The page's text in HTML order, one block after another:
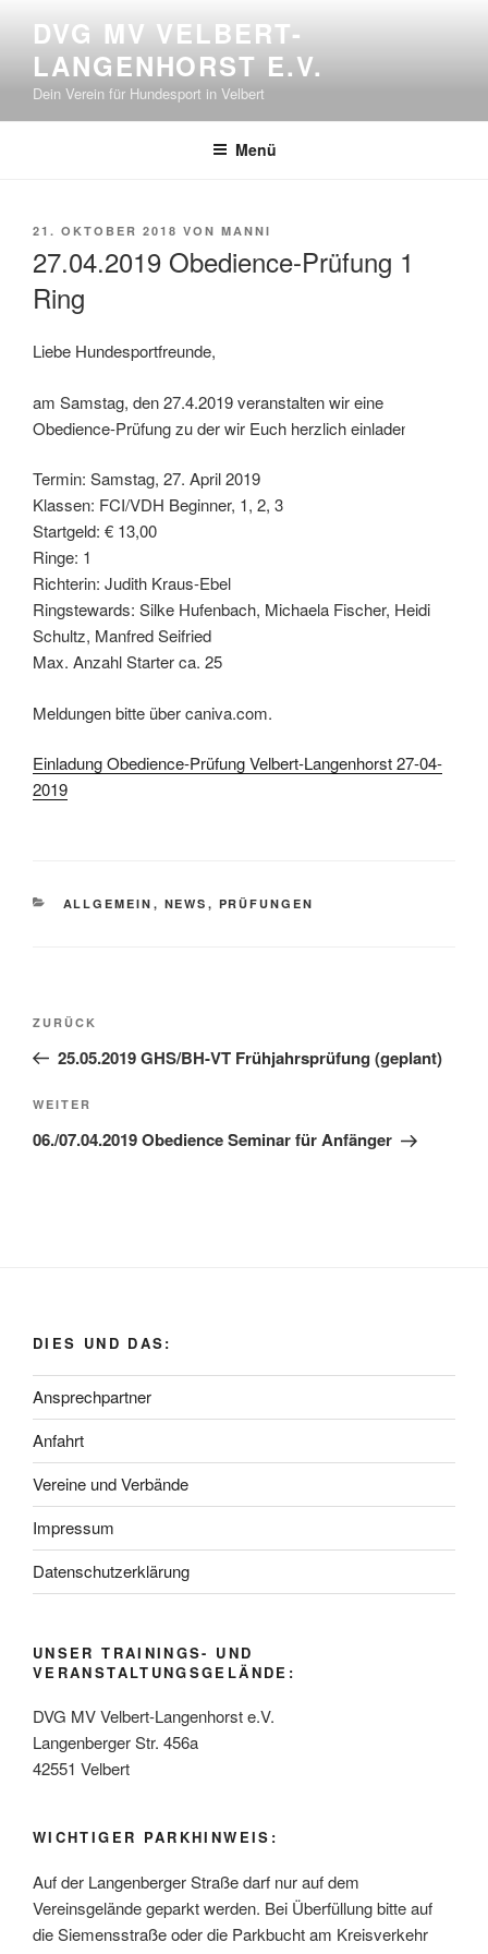
springen
DVG MV VELBERT-
LANGENHORST E.V.
Dein Verein für Hundesport in Velbert
Menü
VERÖFFENTLICHT
21. OKTOBER 2018 VON MANNI
27.04.2019 Obedience-Prüfung 1
Ring
Liebe Hundesportfreunde,
am Samstag, den 27.4.2019 veranstalten wir eine
Obedience-Prüfung zu der wir Euch herzlich einladen.
Termin: Samstag, 27. April 2019
Klassen: FCI/VDH Beginner, 1, 2, 3
Startgeld: € 13,00
Ringe: 1
Richterin: Judith Kraus-Ebel
Ringstewards: Silke Hufenbach, Michaela Fischer, Heidi
Schultz, Manfred Seifried
Max. Anzahl Starter ca. 25
Meldungen bitte über caniva.com.
Einladung Obedience-Prüfung Velbert-Langenhorst 27-04-
2019
KATEGORIEN
ALLGEMEIN , NEWS , PRÜFUNGEN
Beitragsnavigation
Vorheriger
Beitrag
ZURÜCK
25.05.2019 GHS/BH-VT Frühjahrsprüfung (geplant)
Nächster
Beitrag
WEITER
06./07.04.2019 Obedience Seminar für Anfänger
DIES UND DAS:
Ansprechpartner
Anfahrt
Vereine und Verbände
Impressum
Datenschutzerklärung
UNSER TRAININGS- UND
VERANSTALTUNGSGELÄNDE:
DVG MV Velbert-Langenhorst e.V.
Langenberger Str. 456a
42551 Velbert
WICHTIGER PARKHINWEIS:
Auf der Langenberger Straße darf nur auf dem
Vereinsgelände geparkt werden. Bei Überfüllung bitte auf
die Siemensstraße oder die Parkbucht am Kreisverkehr